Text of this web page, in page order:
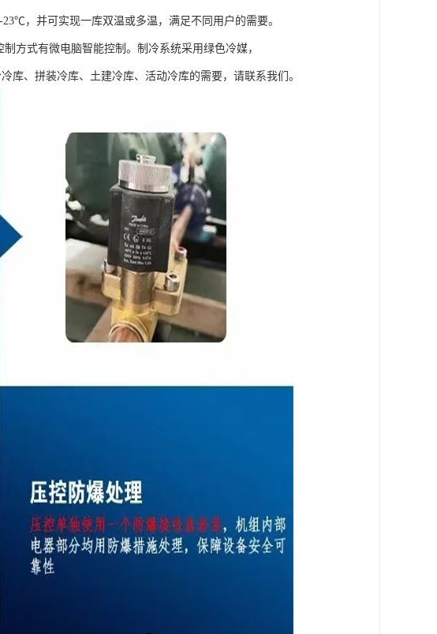
并可实现一库双温或多温，满足不同用户的需要。
方式有微电脑智能控制。制冷系统采用绿色冷媒，
库、拼装冷库、土建冷库、活动冷库的需要，请联系我们。